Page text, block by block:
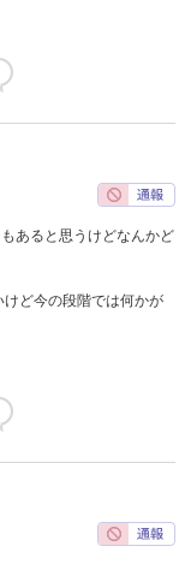
あると思うけどなんかど
ど今の段階では何かが